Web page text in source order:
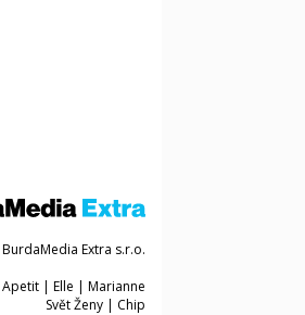
Extra s.r.o.
Apetit | Elle | Marianne
Svět Ženy | Chip